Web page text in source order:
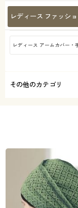
レディース ファッシ
レディース アームカバー・
その他のカテゴリ